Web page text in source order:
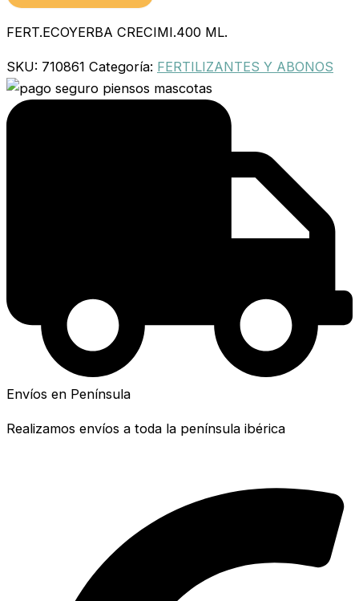
FERT.ECOYERBA CRECIMI.400 ML.
SKU: 710861 Categoría: FERTILIZANTES Y ABONOS
Envíos en Península
Realizamos envíos a toda la península ibérica